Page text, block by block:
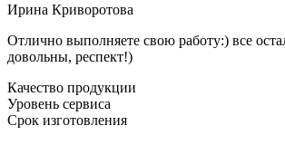
Ирина Криворотова
Отлично выполняете свою работу:) все
довольны, респект!)
Качество продукции
Уровень сервиса
Срок изготовления